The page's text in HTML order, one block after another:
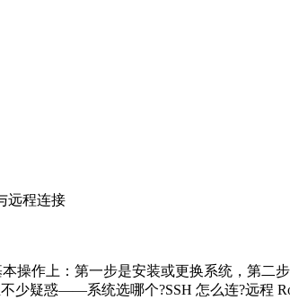
远程连接
作上：第一步是安装或更换系统，第二
少疑惑——系统选哪个?SSH 怎么连?远程